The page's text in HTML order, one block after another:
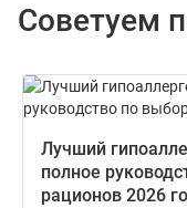
Советуем
Лучший
полное
рационов 2026